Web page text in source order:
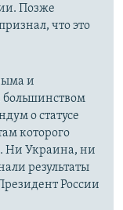
Позже
что это
и
о статусе
которого
Ни Украина, ни
результаты
России